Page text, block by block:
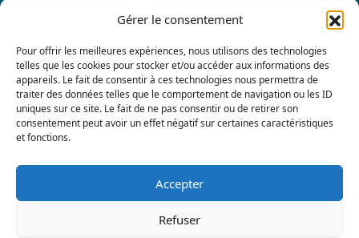
Gérer le consentement
Pour offrir les meilleures expériences, nous utilisons des technologies
telles que les cookies pour stocker et/ou accéder aux informations des
appareils. Le fait de consentir à ces technologies nous permettra de
traiter des données telles que le comportement de navigation ou les ID
uniques sur ce site. Le fait de ne pas consentir ou de retirer son
consentement peut avoir un effet négatif sur certaines caractéristiques
et fonctions.
Accepter
Refuser
ADHÉRER